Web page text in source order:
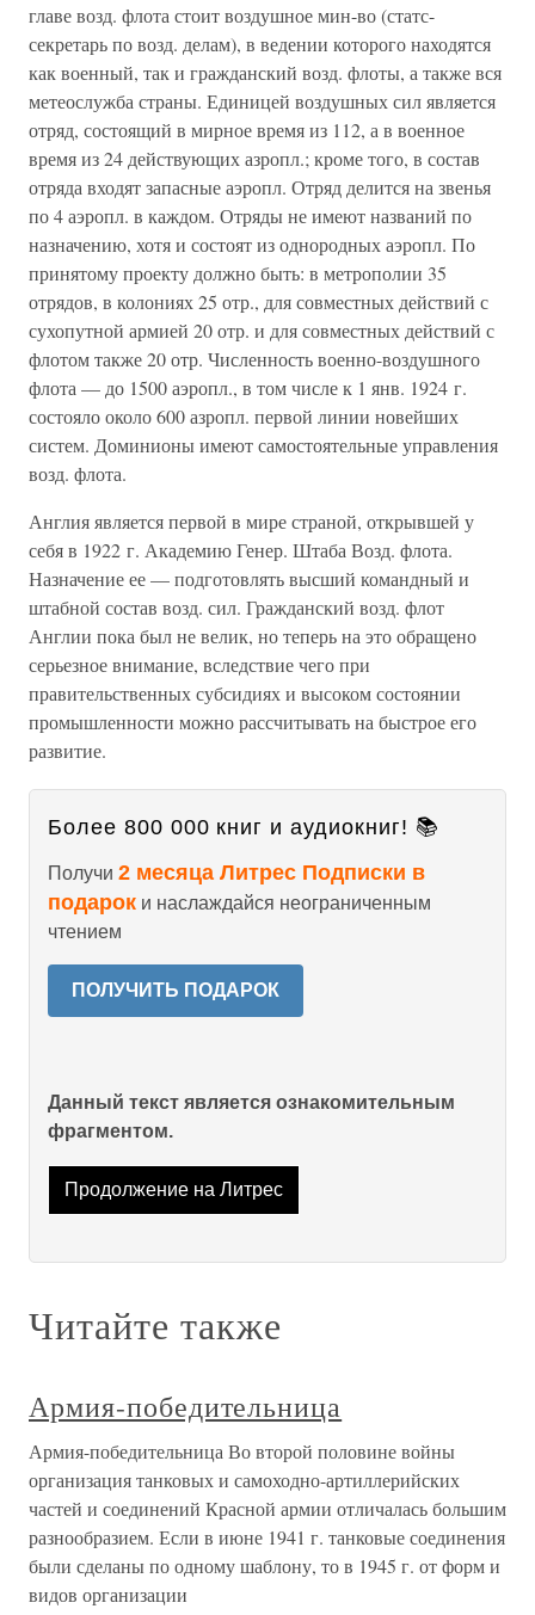
главе возд. флота стоит воздушное мин-во (статс-
секретарь по возд. делам), в ведении которого находятся
как военный, так и гражданский возд. флоты, а также вся
метеослужба страны. Единицей воздушных сил является
отряд, состоящий в мирное время из 112, а в военное
время из 24 действующих азропл.; кроме того, в состав
отряда входят запасные аэропл. Отряд делится на звенья
по 4 аэропл. в каждом. Отряды не имеют названий по
назначению, хотя и состоят из однородных аэропл. По
принятому проекту должно быть: в метрополии 35
отрядов, в колониях 25 отр., для совместных действий с
сухопутной армией 20 отр. и для совместных действий с
флотом также 20 отр. Численность военно-воздушного
флота — до 1500 аэропл., в том числе к 1 янв. 1924 г.
состояло около 600 азропл. первой линии новейших
систем. Доминионы имеют самостоятельные управления
возд. флота.
Англия является первой в мире страной, открывшей у
себя в 1922 г. Академию Генер. Штаба Возд. флота.
Назначение ее — подготовлять высший командный и
штабной состав возд. сил. Гражданский возд. флот
Англии пока был не велик, но теперь на это обращено
серьезное внимание, вследствие чего при
правительственных субсидиях и высоком состоянии
промышленности можно рассчитывать на быстрое его
развитие.
Более 800 000 книг и аудиокниг! 📚
Получи 2 месяца Литрес Подписки в
подарок и наслаждайся неограниченным
чтением
ПОЛУЧИТЬ ПОДАРОК
Данный текст является ознакомительным
фрагментом.
Продолжение на Литрес
Читайте также
Армия-победительница
Армия-победительница Во второй половине войны
организация танковых и самоходно-артиллерийских
частей и соединений Красной армии отличалась большим
разнообразием. Если в июне 1941 г. танковые соединения
были сделаны по одному шаблону, то в 1945 г. от форм и
видов организации